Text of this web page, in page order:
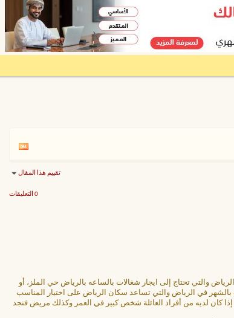
تقييم هذا المقال
0 التعليقات
والتي تحتاج إلى ايجار شغالات بالساعه بالرياض حي الملز، أو
في الرياض والتي تساعد سكان الرياض على اختيار المناسب
كان لديه من أفراد العائلة شخص كبير في العمر وكذلك مريض فنجد